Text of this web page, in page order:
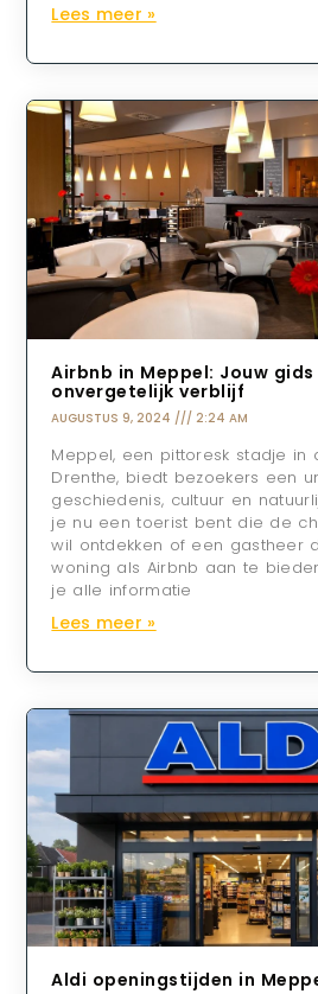
Lees meer »
Airbnb in Meppel: Jouw
onvergetelijk verblijf
AUGUSTUS 9, 2024 2:24 AM
Meppel, een pittoresk stadje in
Drenthe, biedt bezoekers een
geschiedenis, cultuur en
je nu een toerist bent die de
wil ontdekken of een gastheer
woning als Airbnb aan te
je alle informatie
Lees meer »
Aldi openingstijden in